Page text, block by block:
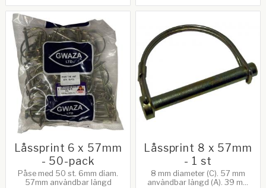
Låssprint 6 x 57mm
- 50-pack
Påse med 50 st. 6mm diam.
57mm användbar längd
Låssprint 8 x 57mm
- 1 st
8 mm diameter (C). 57 mm
användbar längd (A). 39 mm